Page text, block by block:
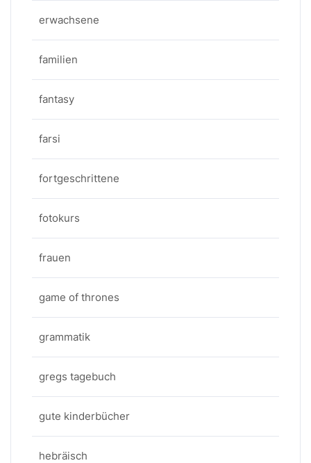
erwachsene
familien
fantasy
farsi
fortgeschrittene
fotokurs
frauen
game of thrones
grammatik
gregs tagebuch
gute kinderbücher
hebräisch